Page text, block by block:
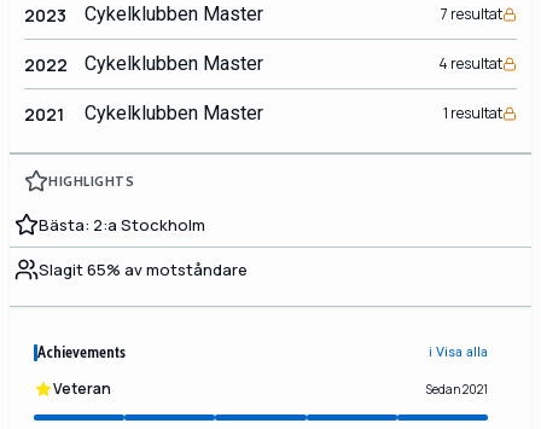
2023 Cykelklubben Master 7 resultat
2022 Cykelklubben Master 4 resultat
2021 Cykelklubben Master 1 resultat
HIGHLIGHTS
Bästa: 2:a Stockholm
Slagit 65% av motståndare
Achievements ℹ️ Visa alla
Veteran Sedan 2021